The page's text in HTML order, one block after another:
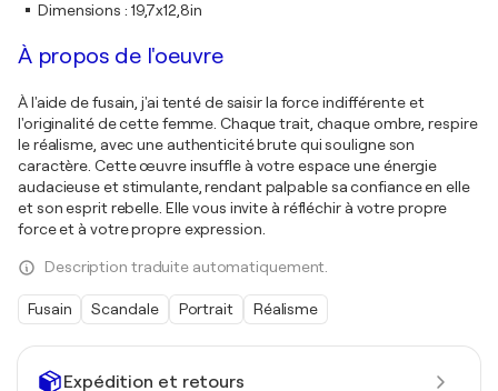
Expédition et retours
Dimensions : 19,7x12,8in
À propos de l'oeuvre
À l'aide de fusain, j'ai tenté de saisir la force indifférente et
l'originalité de cette femme. Chaque trait, chaque ombre, respire
le réalisme, avec une authenticité brute qui souligne son
caractère. Cette œuvre insuffle à votre espace une énergie
audacieuse et stimulante, rendant palpable sa confiance en elle
et son esprit rebelle. Elle vous invite à réfléchir à votre propre
force et à votre propre expression.
Description traduite automatiquement.
Fusain Scandale Portrait Réalisme